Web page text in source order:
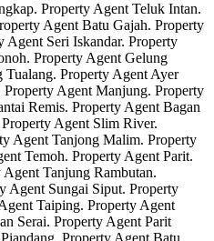
Property Agent Teluk Intan.
Agent Batu Gajah. Property
Seri Iskandar. Property
Property Agent Gelung
Property Agent Ayer
Agent Manjung. Property
Remis. Property Agent Bagan
Agent Slim River.
Agent Tanjong Malim. Property
Temoh. Property Agent Parit.
Tanjung Rambutan.
Agent Sungai Siput. Property
Taiping. Property Agent
Serai. Property Agent Parit
Property Agent Batu